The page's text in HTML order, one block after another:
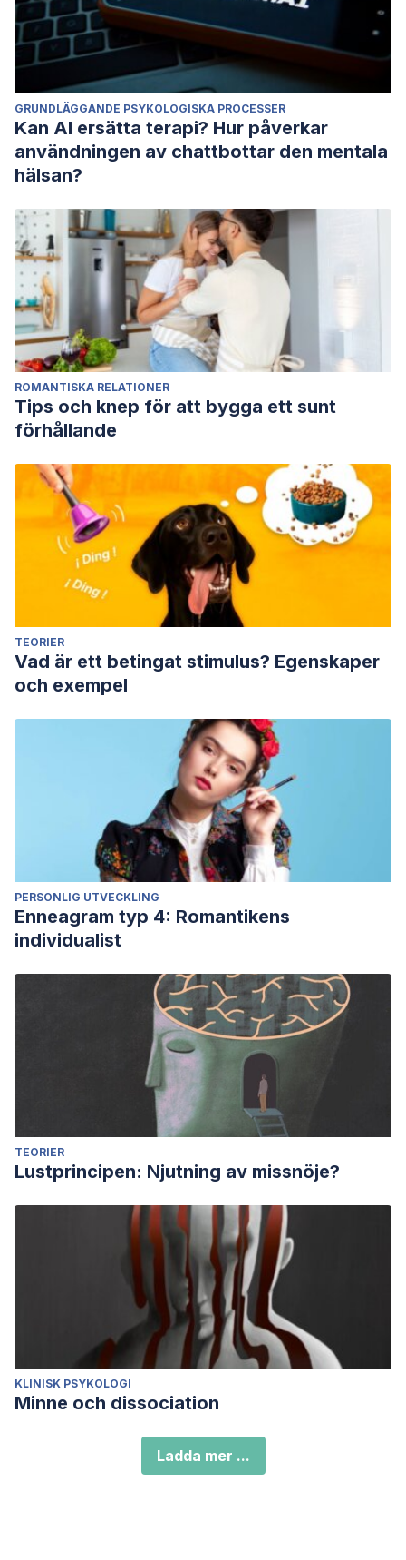
GRUNDLÄGGANDE PSYKOLOGISKA PROCESSER
Kan AI ersätta terapi? Hur påverkar
användningen av chattbottar den mentala
hälsan?
ROMANTISKA RELATIONER
Tips och knep för att bygga ett sunt
förhållande
TEORIER
Vad är ett betingat stimulus? Egenskaper
och exempel
PERSONLIG UTVECKLING
Enneagram typ 4: Romantikens
individualist
TEORIER
Lustprincipen: Njutning av missnöje?
KLINISK PSYKOLOGI
Minne och dissociation
Ladda mer ...